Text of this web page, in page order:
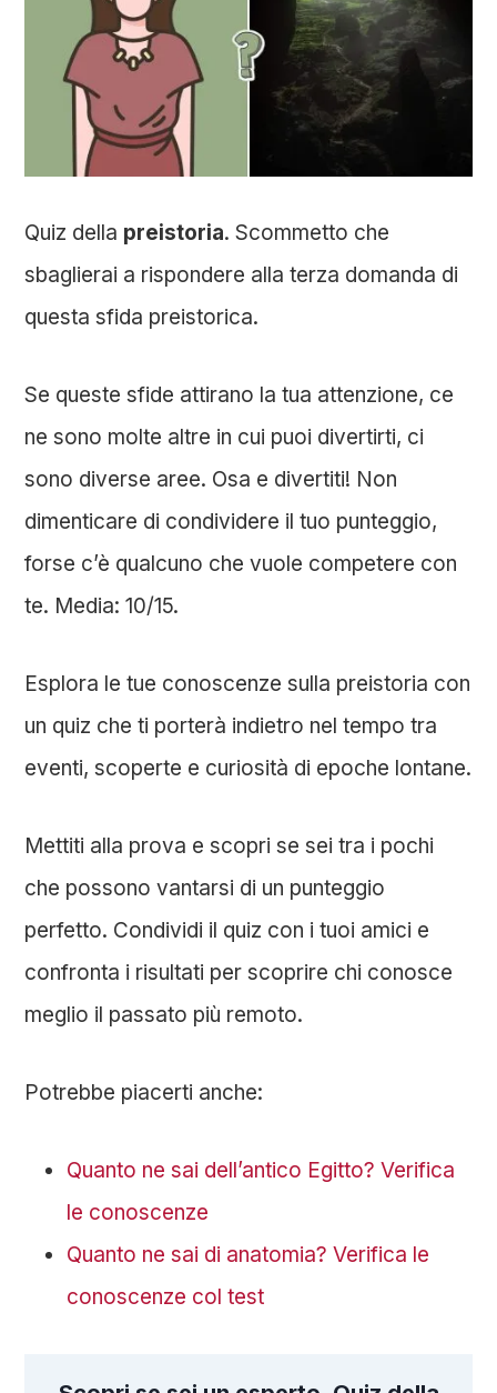
Quiz della preistoria. Scommetto che
sbaglierai a rispondere alla terza domanda di
questa sfida preistorica.
Se queste sfide attirano la tua attenzione, ce
ne sono molte altre in cui puoi divertirti, ci
sono diverse aree. Osa e divertiti! Non
dimenticare di condividere il tuo punteggio,
forse c’è qualcuno che vuole competere con
te. Media: 10/15.
Esplora le tue conoscenze sulla preistoria con
un quiz che ti porterà indietro nel tempo tra
eventi, scoperte e curiosità di epoche lontane.
Mettiti alla prova e scopri se sei tra i pochi
che possono vantarsi di un punteggio
perfetto. Condividi il quiz con i tuoi amici e
confronta i risultati per scoprire chi conosce
meglio il passato più remoto.
Potrebbe piacerti anche:
Quanto ne sai dell’antico Egitto? Verifica
le conoscenze
Quanto ne sai di anatomia? Verifica le
conoscenze col test